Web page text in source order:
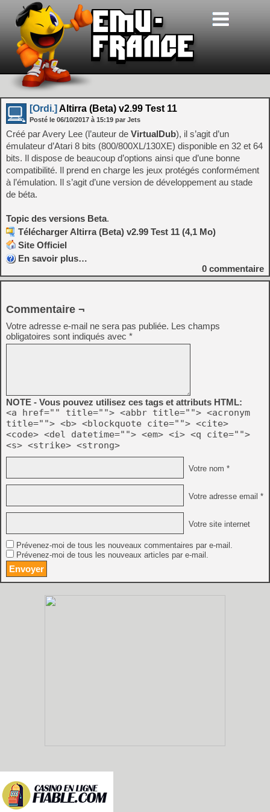
[Ordi.] Altirra (Beta) v2.99 Test 11
Posté le 06/10/2017 à 15:19 par Jets
Créé par Avery Lee (l’auteur de VirtualDub), il s’agit d’un
émulateur d’Atari 8 bits (800/800XL/130XE) disponible en 32 et 64
bits. Il dispose de beaucoup d’options ainsi que d’une bonne
compatibilité. Il prend en charge les jeux protégés conformément
à l’émulation. Il s’agit d’une version de développement au stade
de béta.
Topic des versions Beta.
Télécharger Altirra (Beta) v2.99 Test 11 (4,1 Mo)
Site Officiel
En savoir plus…
0 commentaire
Commentaire ¬
Votre adresse e-mail ne sera pas publiée. Les champs
obligatoires sont indiqués avec *
NOTE - Vous pouvez utilisez ces tags et attributs HTML:
<a href="" title=""> <abbr title=""> <acronym
title=""> <b> <blockquote cite=""> <cite>
<code> <del datetime=""> <em> <i> <q cite="">
<s> <strike> <strong>
Votre nom *
Votre adresse email *
Votre site internet
Prévenez-moi de tous les nouveaux commentaires par e-mail.
Prévenez-moi de tous les nouveaux articles par e-mail.